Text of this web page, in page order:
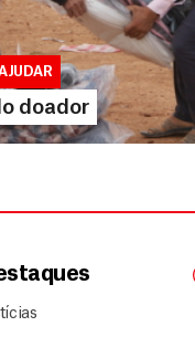
doador
para doadores de
MAIS
doador